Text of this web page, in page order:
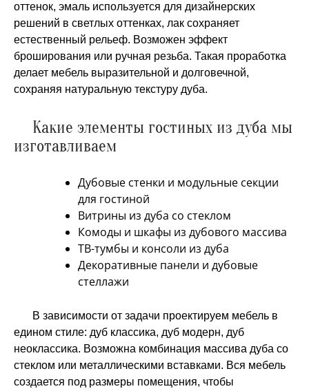
оттенок, эмаль используется для дизайнерских
решений в светлых оттенках, лак сохраняет
естественный рельеф. Возможен эффект
броширования или ручная резьба. Такая проработка
делает мебель выразительной и долговечной,
сохраняя натуральную текстуру дуба.
Какие элементы гостиных из дуба мы
изготавливаем
Дубовые стенки и модульные секции
для гостиной
Витрины из дуба со стеклом
Комоды и шкафы из дубового массива
ТВ-тумбы и консоли из дуба
Декоративные панели и дубовые
стеллажи
В зависимости от задачи проектируем мебель в
едином стиле: дуб классика, дуб модерн, дуб
неоклассика. Возможна комбинация массива дуба со
стеклом или металлическими вставками. Вся мебель
создается под размеры помещения, чтобы